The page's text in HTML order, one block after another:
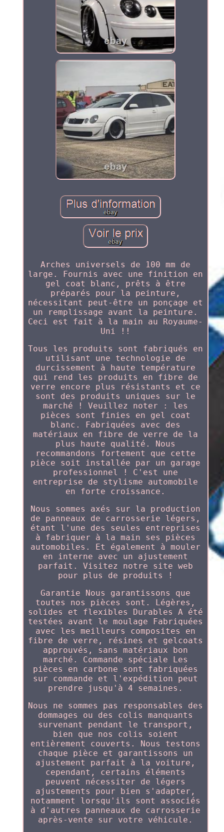
Arches universels de 100 mm de
large. Fournis avec une finition en
gel coat blanc, prêts à être
préparés pour la peinture,
nécessitant peut-être un ponçage et
un remplissage avant la peinture.
Ceci est fait à la main au Royaume-
Uni !!
Tous les produits sont fabriqués en
utilisant une technologie de
durcissement à haute température
qui rend les produits en fibre de
verre encore plus résistants et ce
sont des produits uniques sur le
marché ! Veuillez noter : les
pièces sont finies en gel coat
blanc. Fabriquées avec des
matériaux en fibre de verre de la
plus haute qualité. Nous
recommandons fortement que cette
pièce soit installée par un garage
professionnel ! C'est une
entreprise de stylisme automobile
en forte croissance.
Nous sommes axés sur la production
de panneaux de carrosserie légers,
étant l'une des seules entreprises
à fabriquer à la main ses pièces
automobiles. Et également à mouler
en interne avec un ajustement
parfait. Visitez notre site web
pour plus de produits !
Garantie Nous garantissons que
toutes nos pièces sont. Légères,
solides et flexibles Durables A été
testées avant le moulage Fabriquées
avec les meilleurs composites en
fibre de verre, résines et gelcoats
approuvés, sans matériaux bon
marché. Commande spéciale Les
pièces en carbone sont fabriquées
sur commande et l'expédition peut
prendre jusqu'à 4 semaines.
Nous ne sommes pas responsables des
dommages ou des colis manquants
survenant pendant le transport,
bien que nos colis soient
entièrement couverts. Nous testons
chaque pièce et garantissons un
ajustement parfait à la voiture,
cependant, certains éléments
peuvent nécessiter de légers
ajustements pour bien s'adapter,
notamment lorsqu'ils sont associés
à d'autres panneaux de carrosserie
après-vente sur votre véhicule.